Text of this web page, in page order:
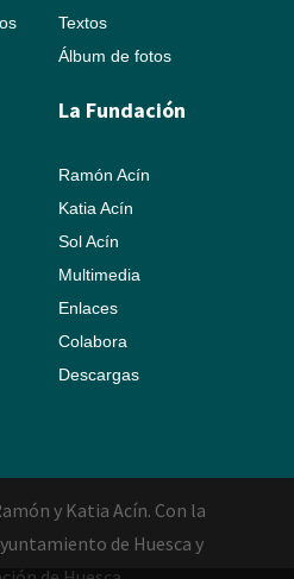
Textos
Álbum de fotos
La Fundación
Ramón Acín
Katia Acín
Sol Acín
Multimedia
Enlaces
Colabora
Descargas
y Katia Acín. Con la
de Huesca y